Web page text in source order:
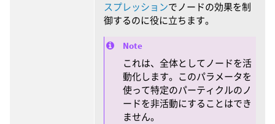
スプレッションでノードの効果を制
御するのに役に立ちます。
Note
これは、全体としてノードを活
動化します。このパラメータを
使って特定のパーティクルのノ
ードを非活動にすることはでき
ません。